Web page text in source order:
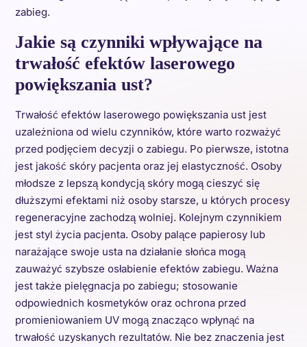
zabieg.
Jakie są czynniki wpływające na
trwałość efektów laserowego
powiększania ust?
Trwałość efektów laserowego powiększania ust jest
uzależniona od wielu czynników, które warto rozważyć
przed podjęciem decyzji o zabiegu. Po pierwsze, istotna
jest jakość skóry pacjenta oraz jej elastyczność. Osoby
młodsze z lepszą kondycją skóry mogą cieszyć się
dłuższymi efektami niż osoby starsze, u których procesy
regeneracyjne zachodzą wolniej. Kolejnym czynnikiem
jest styl życia pacjenta. Osoby palące papierosy lub
narażające swoje usta na działanie słońca mogą
zauważyć szybsze osłabienie efektów zabiegu. Ważna
jest także pielęgnacja po zabiegu; stosowanie
odpowiednich kosmetyków oraz ochrona przed
promieniowaniem UV mogą znacząco wpłynąć na
trwałość uzyskanych rezultatów. Nie bez znaczenia jest